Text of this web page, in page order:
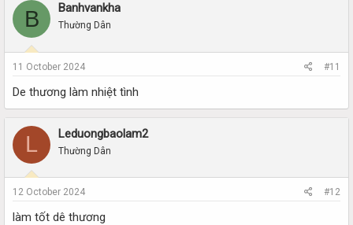
B Banhvankha
Thường Dân
11 October 2024 #11
De thương làm nhiệt tình
L Leduongbaolam2
Thường Dân
12 October 2024 #12
làm tốt dê thương